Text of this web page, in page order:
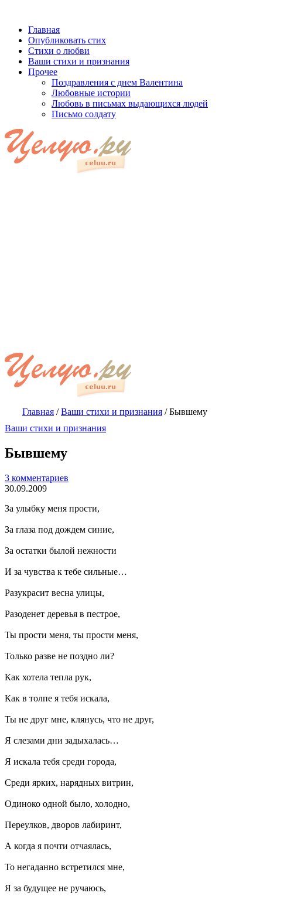
Главная
Опубликовать стих
Стихи о любви
Ваши стихи и признания
Прочее
Поздравления с днем Валентина
Любовные истории
Любовь в письмах выдающихся людей
Письмо солдату
Главная /Ваши стихи и признания /Бывшему
Ваши стихи и признания
Бывшему
3 комментариев
30.09.2009
За улыбку меня прости,
За глаза под дождем синие,
За остатки былой нежности
И за чувства к тебе сильные…
Разукрасит весна улицы,
Разоденет деревья в пестрое,
Ты прости меня, ты прости меня,
Только разве не поздно ли?
Как хотела тепла рук,
Как в толпе я тебя искала,
Ты не друг мне, клянусь, что не друг,
Я слезами дни задыхалась…
Я искала тебя среди города,
Среди ярких, нарядных витрин,
Одиноко одной было, холодно,
Переулков, дворов лабиринт,
А когда я почти отчаялась,
То негаданно встретился мне,
Я за будущее не ручаюсь,